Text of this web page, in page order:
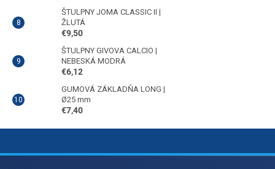
ŠTULPNY JOMA CLASSIC II |
ŽLUTÁ
€9,50
ŠTULPNY GIVOVA CALCIO |
NEBESKÁ MODRÁ
€6,12
GUMOVÁ ZÁKLADŇA LONG |
Ø25 mm
€7,40